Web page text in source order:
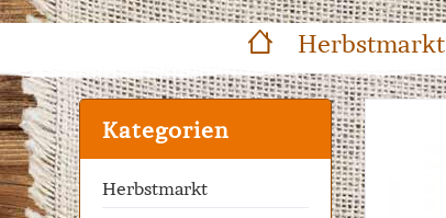
Herbstmarkt
Kategorien
Herbstmarkt